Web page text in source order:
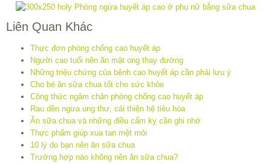
Liên Quan Khác
Thực đơn phòng chống cao huyết áp
Người cao tuổi nên ăn mật ong thay đường
Những triệu chứng của bệnh cao huyết áp cần phải lưu ý
Cho bé ăn sữa chua tốt cho sức khỏe
Công thức ngâm chân phòng chống cao huyết áp
Rau dền ngừa ung thư, cải thiện hệ tiêu hóa
Ăn sữa chua và những điều cấm kỵ cần ghi nhớ
Thực phẩm giúp xua tan mệt mỏi
10 lý do bạn nên ăn sữa chua
Trường hợp nào không nên ăn sữa chua?